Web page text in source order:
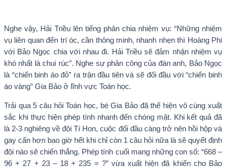
Nghe vậy, Hải Triều lên tiếng phân chia nhiệm vụ: “Những nhiệm
vụ liên quan đến trí óc, cần thông minh, nhanh nhẹn thì Hoàng Phi
với Bảo Ngọc chia với nhau đi. Hải Triều sẽ đảm nhận nhiệm vụ
khó nhất là chui rúc”. Nghe sự phân công của đàn anh, Bảo Ngọc
là “chiến binh áo đỏ” ra trận đầu tiên và sẽ đối đầu với “chiến binh
áo vàng” Gia Bảo ở lĩnh vực Toán học.
Trải qua 5 câu hỏi Toán học, bé Gia Bảo đã thể hiện vô cùng xuất
sắc khi thực hiện phép tính nhanh đến chóng mặt. Khi kết quả đã
là 2-3 nghiêng về đội Tí Hon, cuộc đối đầu càng trở nên hồi hộp và
gay cấn hơn bao giờ hết khi chỉ còn 1 câu hỏi nữa là sẽ quyết định
đội nào sẽ chiến thắng. Phép tính cuối mang những con số: “668 –
96 + 27 + 23 – 18 + 235 = ?” vừa xuất hiện đã khiến cho Bảo